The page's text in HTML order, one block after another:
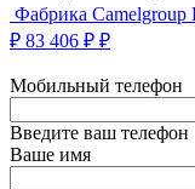
Фабрика Camelgroup
₽ 83 406 ₽ ₽
Мобильный телефон
Введите ваш телефон
Ваше имя